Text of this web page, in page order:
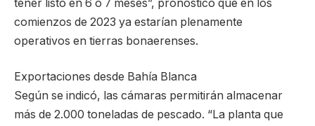
tener listo en 6 o 7 meses”, pronosticó que en los
comienzos de 2023 ya estarían plenamente
operativos en tierras bonaerenses.
Exportaciones desde Bahía Blanca
Según se indicó, las cámaras permitirán almacenar
más de 2.000 toneladas de pescado. “La planta que